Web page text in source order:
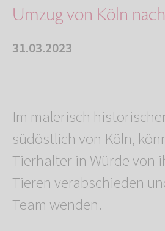
Umzug von Köln
31.03.2023
Im malerisch
südöstlich von Köln,
Tierhalter in Würde von
Tieren verabschieden
Team wenden.